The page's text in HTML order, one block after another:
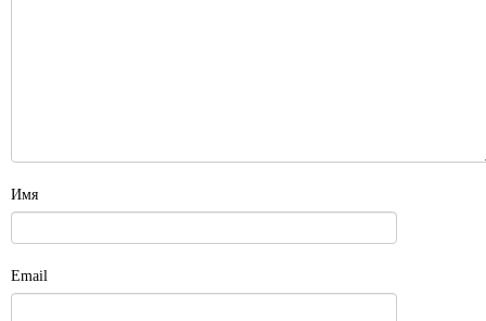
Имя
Email